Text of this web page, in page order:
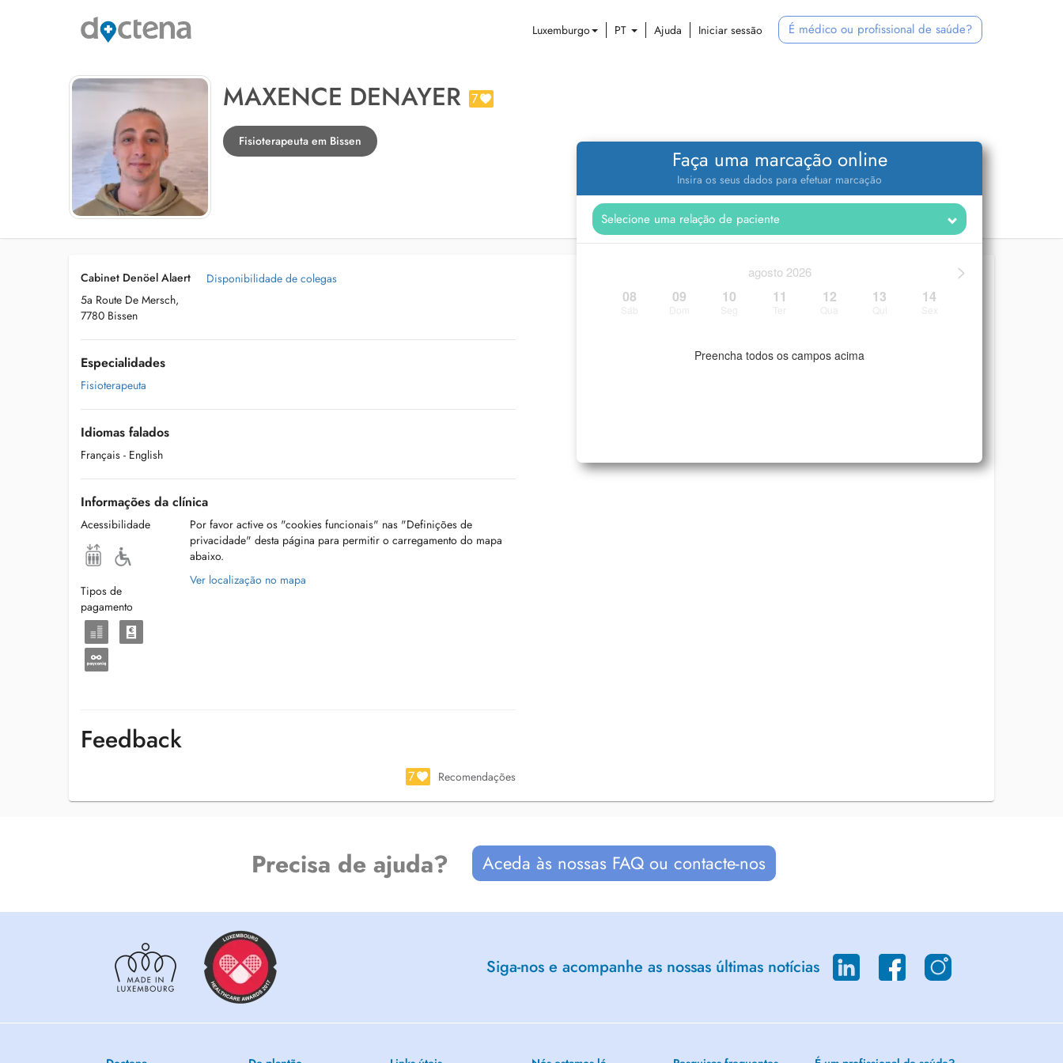
Luxemburgo PT Ajuda Iniciar sessão É médico ou profissional de saúde?
MAXENCE DENAYER 7
Fisioterapeuta em Bissen
Faça uma marcação online
Insira os seus dados para efetuar marcação
>
agosto 2026
08 09 10 11 12 13 14
Preencha todos os campos acima
Cabinet Denöel Alaert
5a Route De Mersch,
7780 Bissen
Disponibilidade de colegas
Especialidades
Fisioterapeuta
Idiomas falados
Français - English
Informações da clínica
Acessibilidade
Tipos de
pagamento
Por favor active os "cookies funcionais" nas "Definições de
privacidade" desta página para permitir o carregamento do mapa
abaixo.
Ver localização no mapa
Feedback
7 Recomendações
Precisa de ajuda? Aceda às nossas FAQ ou contacte-nos
Siga-nos e acompanhe as nossas últimas notícias